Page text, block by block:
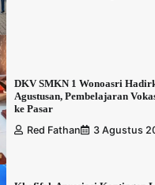
DKV SMKN 1 Wonoasri
Agustusan, Pembelajaran
ke Pasar
Red Fathan
3 Agustus